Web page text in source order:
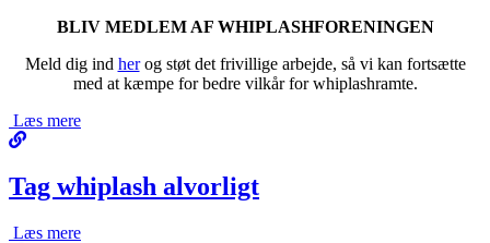
BLIV MEDLEM AF WHIPLASHFORENINGEN
Meld dig ind herog støt det frivillige arbejde, så vi kan fortsætte
med at kæmpe for bedre vilkår for whiplashramte.
Læs mere
Tag whiplash alvorligt
Læs mere